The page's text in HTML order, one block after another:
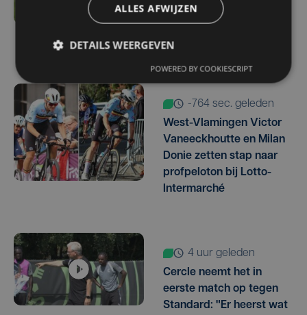
tegen Racing Genk:
"Waarom zou ik onze
ambitie beperken?"
-764 sec. geleden
West-Vlamingen Victor
Vaneeckhoutte en Milan
Donie zetten stap naar
profpeloton bij Lotto-
Intermarché
4 uur geleden
Cercle neemt het in
eerste match op tegen
Standard: "Er heerst wat
ALLES AFWIJZEN
DETAILS WEERGEVEN
POWERED BY COOKIESCRIPT